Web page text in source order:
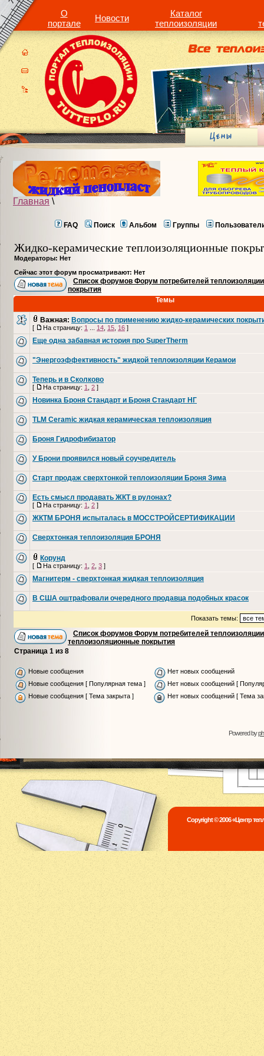
О
портале
Новости
Каталог
теплоизоляции
Главная \
FAQ Поиск Альбом Группы
Жидко-керамические теплоизоляционные
Модераторы: Нет
Сейчас этот форум просматривают: Нет
Список форумов Форум потребителей теплоизоляции
покрытия
Темы
Важная: Вопросы по применению жидко-керамических
[ На страницу: 1 14 15 16 ]
Еще одна забавная история про SuperTherm
"Энергоэффективность" жидкой теплоизоляции Керамои
Теперь и в Сколково
[ На страницу: 1 2 ]
Новинка Броня Стандарт и Броня Стандарт НГ
TLM Ceramic жидкая керамическая теплоизоляция
Броня Гидрофибизатор
У Брони проявился новый соучредитель
Cтарт продаж сверхтонкой теплоизоляции Броня Зима
Есть смысл продавать ЖКТ в рулонах?
[ На страницу: 1 2 ]
ЖКТМ БРОНЯ испыталась в МОССТРОЙСЕРТИФИКАЦИИ
Сверхтонкая теплоизоляция БРОНЯ
Корунд
[ На страницу: 1 2 3 ]
Магнитерм - сверхтонкая жидкая теплоизоляция
В США оштрафовали очередного продавца подобных красок
Показать темы:
Список форумов Форум потребителей теплоизоляции
теплоизоляционные покрытия
Страница 1 из 8
Новые сообщения
Нет новых сообщений
Новые сообщения [ Популярная тема ]
Нет новых сообщений [
Новые сообщения [ Тема закрыта ]
Нет новых сообщений [ Тема
Powered by
Copyright © 2006 «Центр